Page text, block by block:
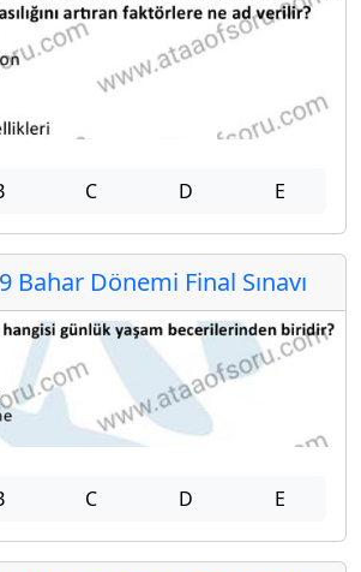
C D E
Bahar Dönemi Final Sınavı
C D E